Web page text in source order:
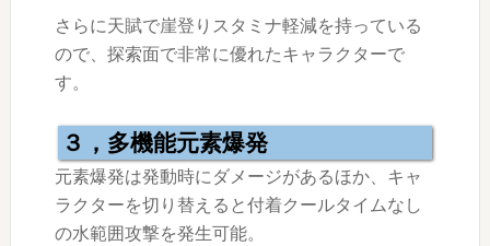
さらに天賦で崖登りスタミナ軽減を持っている
ので、探索面で非常に優れたキャラクターで
す。
３，多機能元素爆発
元素爆発は発動時にダメージがあるほか、キャ
ラクターを切り替えると付着クールタイムなし
の水範囲攻撃を発生可能。